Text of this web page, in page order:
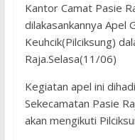
Kantor Camat Pasie
dilakasankannya Apel
Keuhcik(Pilciksung)
Raja.Selasa(11/06)
Kegiatan apel ini
Sekecamatan Pasie
akan mengikuti